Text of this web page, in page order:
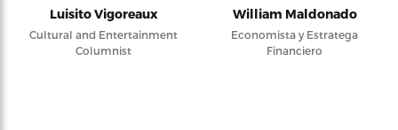
Luisito Vigoreaux
Cultural and Entertainment
Columnist
William Maldonado
Economista y Estratega
Financiero